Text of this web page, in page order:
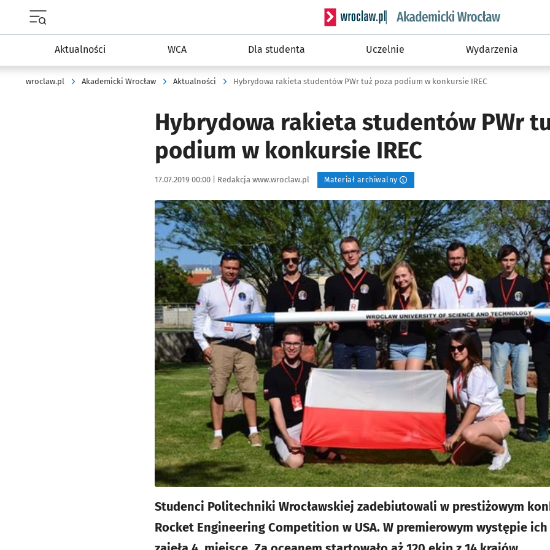
Menu główne portalu wroclaw.pl
Serwis informacyjny wroclaw.pl podserwis:
Aktualności WCA Dla studenta Uczelnie Wydarzenia
wroclaw.pl Akademicki Wrocław Aktualności Hybrydowa rakieta studentów PWr tuż poza podium w konkursie IREC
Hybrydowa rakieta studentów PWr
podium w konkursie IREC
Data publikacji:
17.07.2019 00:00 | Autor:
Redakcja www.wroclaw.pl Materiał archiwalny
Kliknij, aby powiększyć
Studenci Politechniki Wrocławskiej zadebiutowali w prestiżowym
Rocket Engineering Competition w USA. W premierowym występie